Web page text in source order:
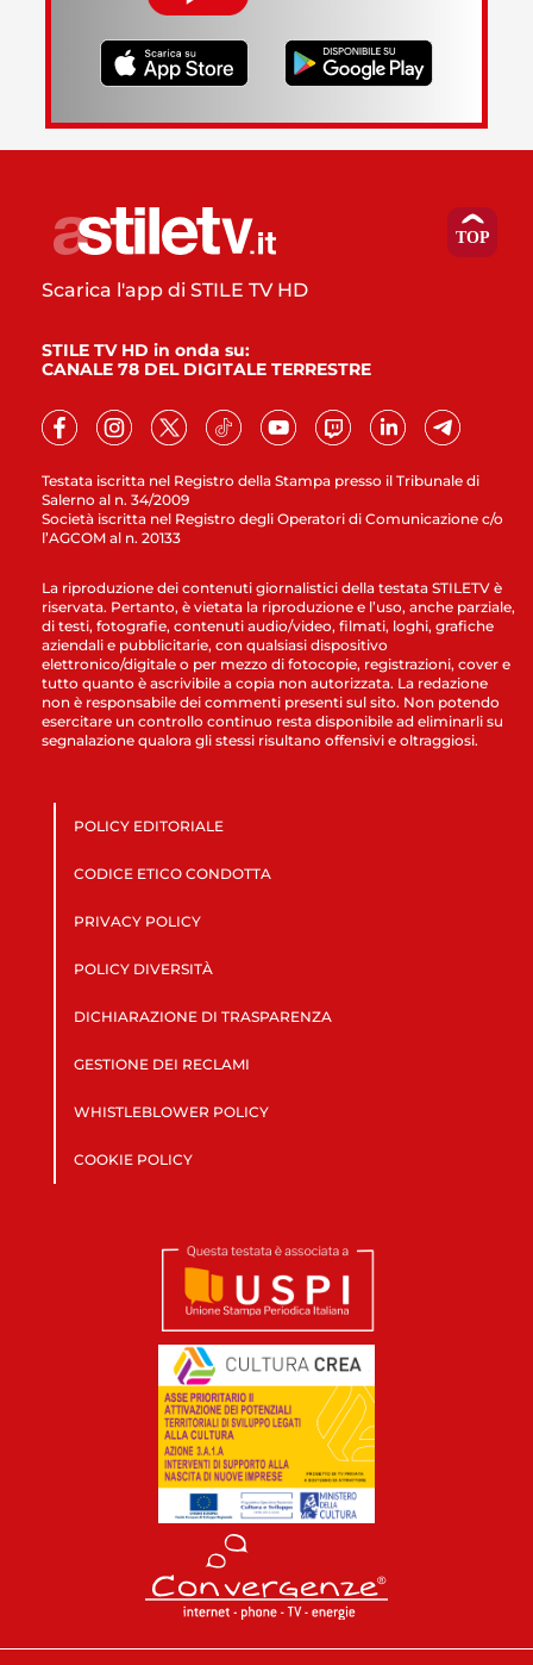
Testata iscritta nel Registro della Stampa presso il Tribunale di
Salerno al n. 34/2009
Società iscritta nel Registro degli Operatori di Comunicazione c/o
l’AGCOM al n. 20133
Scarica l'app di STILE TV HD
STILE TV HD in onda su:
CANALE 78 DEL DIGITALE TERRESTRE
La riproduzione dei contenuti giornalistici della testata STILETV è
riservata. Pertanto, è vietata la riproduzione e l’uso, anche parziale,
di testi, fotografie, contenuti audio/video, filmati, loghi, grafiche
aziendali e pubblicitarie, con qualsiasi dispositivo
elettronico/digitale o per mezzo di fotocopie, registrazioni, cover e
tutto quanto è ascrivibile a copia non autorizzata. La redazione
non è responsabile dei commenti presenti sul sito. Non potendo
esercitare un controllo continuo resta disponibile ad eliminarli su
segnalazione qualora gli stessi risultano offensivi e oltraggiosi.
POLICY EDITORIALE
CODICE ETICO CONDOTTA
PRIVACY POLICY
POLICY DIVERSITÀ
DICHIARAZIONE DI TRASPARENZA
GESTIONE DEI RECLAMI
WHISTLEBLOWER POLICY
COOKIE POLICY